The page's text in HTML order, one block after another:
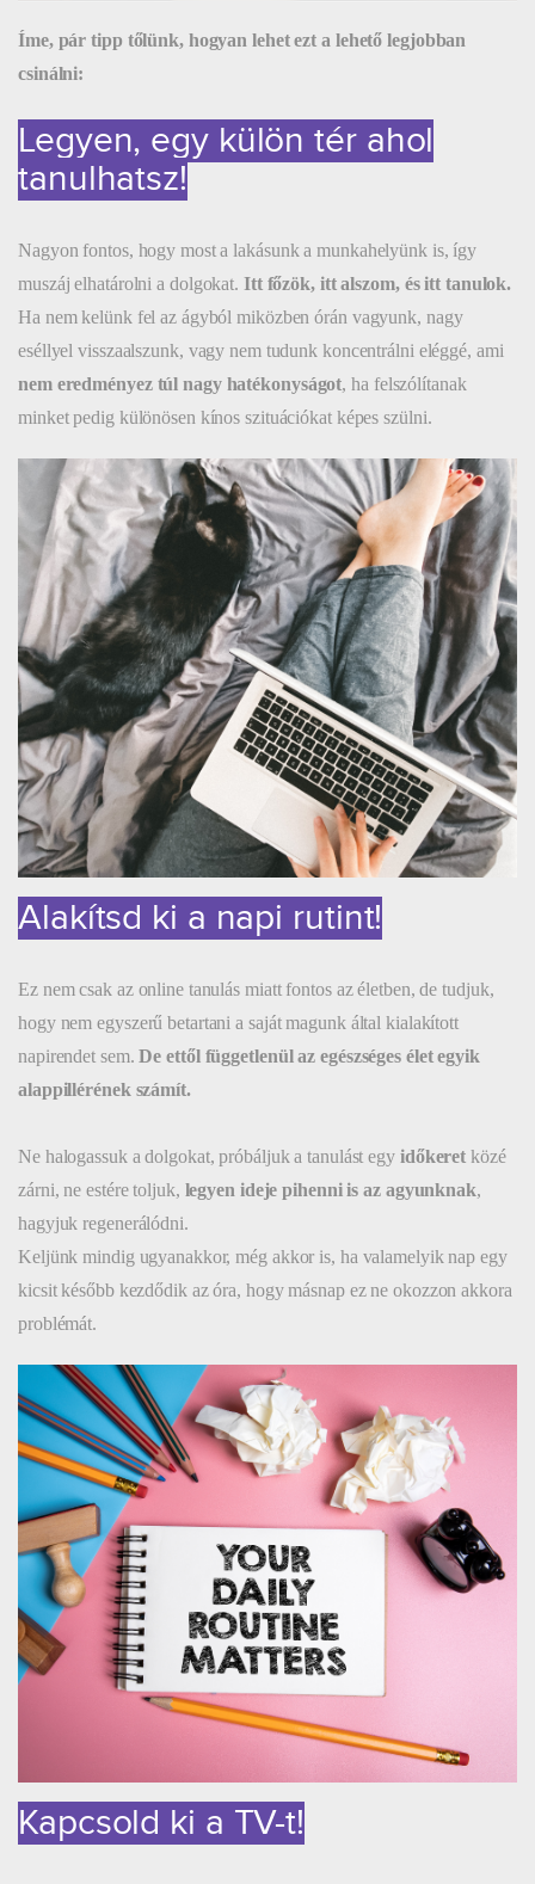
Íme, pár tipp tőlünk, hogyan lehet ezt a lehető legjobban
csinálni:
Legyen, egy külön tér ahol
tanulhatsz!
Nagyon fontos, hogy most a lakásunk a munkahelyünk is, így
muszáj elhatárolni a dolgokat. Itt főzök, itt alszom, és itt tanulok.
Ha nem kelünk fel az ágyból miközben órán vagyunk, nagy
eséllyel visszaalszunk, vagy nem tudunk koncentrálni eléggé, ami
nem eredményez túl nagy hatékonyságot, ha felszólítanak
minket pedig különösen kínos szituációkat képes szülni.
Alakítsd ki a napi rutint!
Ez nem csak az online tanulás miatt fontos az életben, de tudjuk,
hogy nem egyszerű betartani a saját magunk által kialakított
napirendet sem.De ettől függetlenül az egészséges élet egyik
alappillérének számít.
Ne halogassuk a dolgokat, próbáljuk a tanulást egy időkeret közé
zárni, ne estére toljuk, legyen ideje pihenni is az agyunknak,
hagyjuk regenerálódni.
Keljünk mindig ugyanakkor, még akkor is, ha valamelyik nap egy
kicsit később kezdődik az óra, hogy másnap ez ne okozzon akkora
problémát.
Kapcsold ki a TV-t!